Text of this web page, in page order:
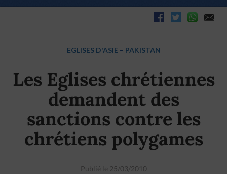
EGLISES D'ASIE – PAKISTAN
Les Eglises chrétiennes
demandent des
sanctions contre les
chrétiens polygames
Publié le 25/03/2010